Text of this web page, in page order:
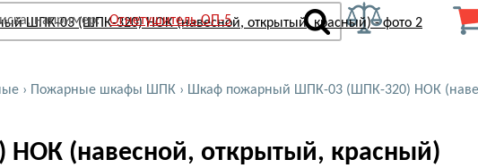
например: Огнетушитель ОП-5
› Пожарные шкафы ШПК › Шкаф пожарный ШПК-03 (ШПК-320) НОК
(навесной, открытый, красный)